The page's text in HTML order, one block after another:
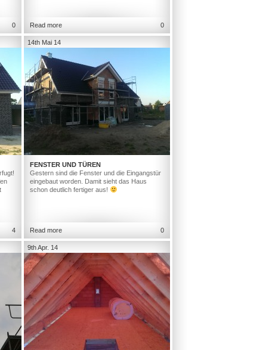
0 Read more 0
4
14th Mai 14
FENSTER UND TÜREN
Gestern sind die Fenster und die Eingangstür
eingebaut worden. Damit sieht das Haus
schon deutlich fertiger aus!
Read more 0
9th Apr. 14